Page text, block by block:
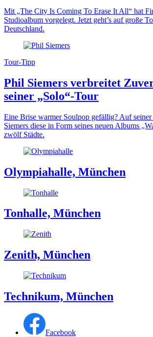
Mit „The City Is Coming To Erase It All“ hat
Studioalbum vorgelegt. Jetzt geht’s auf große
Deutschland.
Tour-Tipp
Phil Siemers verbreitet
seiner „Solo“-Tour
Eine Brise warmer Soulpop gefällig? Auf
Siemers diese in Form seines neuen Albums
zwölf Städte.
Olympiahalle, München
Tonhalle, München
Zenith, München
Technikum, München
Facebook